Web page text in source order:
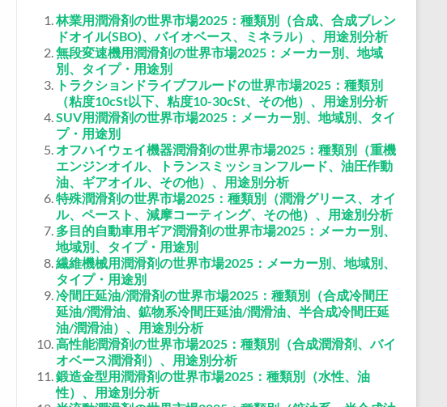
林業用潤滑剤の世界市場2025：種類別（合成、合成ブレン
ドオイル(SBO)、バイオベース、ミネラル）、用途別分析
無段変速機用潤滑剤の世界市場2025：メーカー別、地域
別、タイプ・用途別
トラクションドライブフルードの世界市場2025：種類別
（粘度10cSt以下、粘度10-30cSt、その他）、用途別分析
SUV用潤滑剤の世界市場2025：メーカー別、地域別、タイ
プ・用途別
オフハイウェイ機器潤滑剤の世界市場2025：種類別（重機
エンジンオイル、トランスミッションフルード、油圧作動
油、ギアオイル、その他）、用途別分析
特殊潤滑剤の世界市場2025：種類別（潤滑グリース、オイ
ル、ペースト、減摩コーティング、その他）、用途別分析
多目的自動車用ギア潤滑剤の世界市場2025：メーカー別、
地域別、タイプ・用途別
繊維機械用潤滑剤の世界市場2025：メーカー別、地域別、
タイプ・用途別
冷間圧延油/潤滑剤の世界市場2025：種類別（合成冷間圧
延油/潤滑油、鉱物系冷間圧延油/潤滑油、半合成冷間圧延
油/潤滑油）、用途別分析
高性能潤滑剤の世界市場2025：種類別（合成潤滑剤、バイ
オベース潤滑剤）、用途別分析
鍛造金型用潤滑剤の世界市場2025：種類別（水性、油
性）、用途別分析